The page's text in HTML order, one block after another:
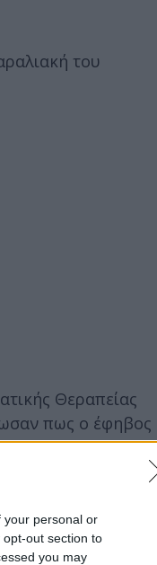
your personal or
out section to
you may
του
Θεραπείας
πως ο έφηβος
κατάσταση σοκ.